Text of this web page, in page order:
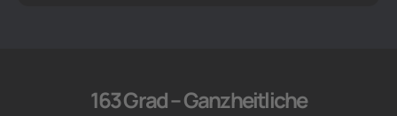
163 Grad – Ganzheitliche